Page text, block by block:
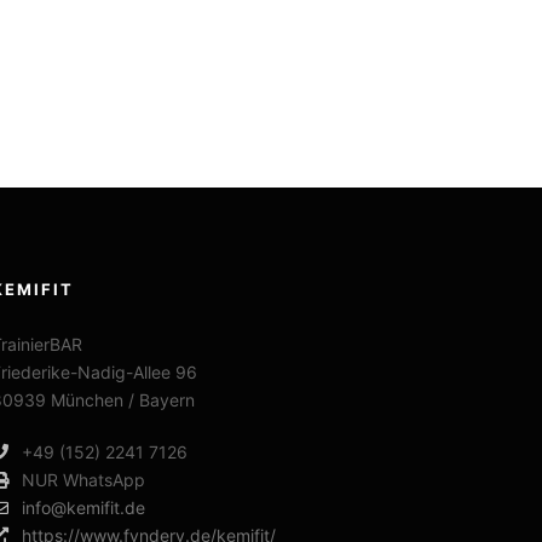
Nadig-Allee 96
München / Bayern
+49 (152) 2241 7126
NUR WhatsApp
info@kemifit.de
https://www.fyndery.de/kemifit/